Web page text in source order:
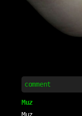
comment
Muz